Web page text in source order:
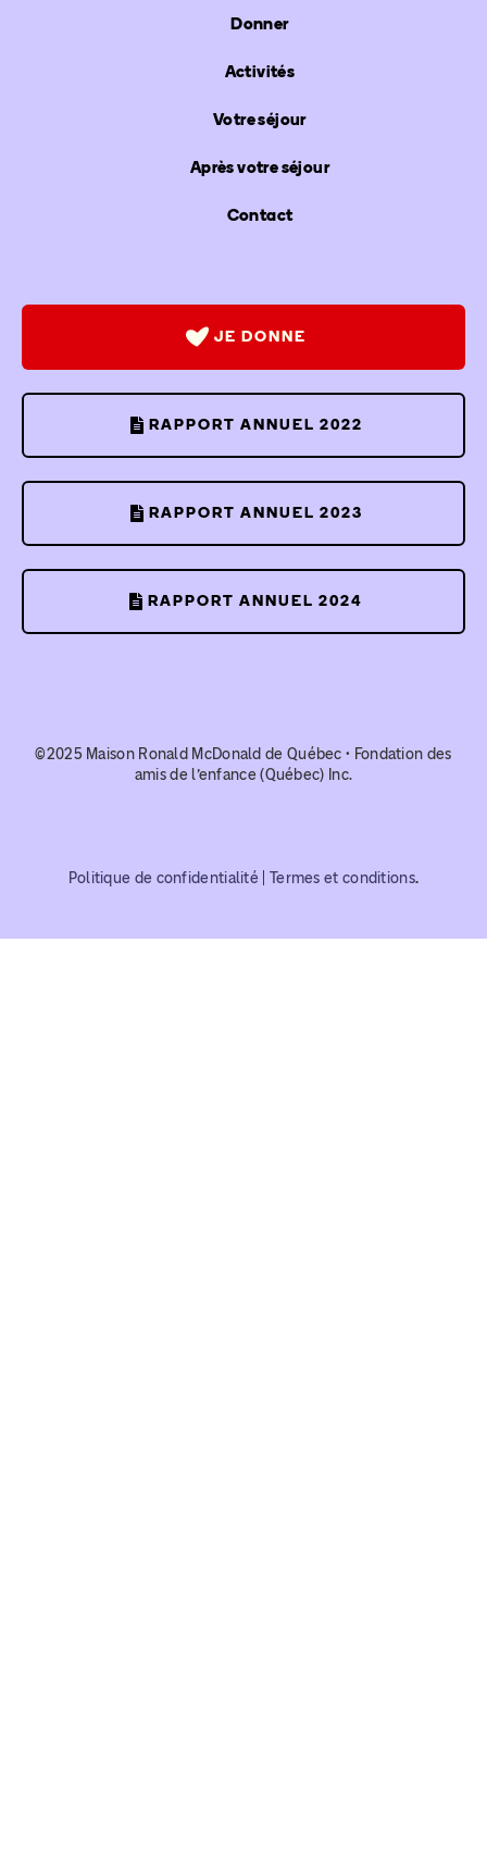
Donner
Activités
Votre séjour
Après votre séjour
Contact
JE DONNE
RAPPORT ANNUEL 2022
RAPPORT ANNUEL 2023
RAPPORT ANNUEL 2024
©2025 Maison Ronald McDonald de Québec • Fondation des
amis de l’enfance (Québec) Inc.
Politique de confidentialité Termes et conditions.